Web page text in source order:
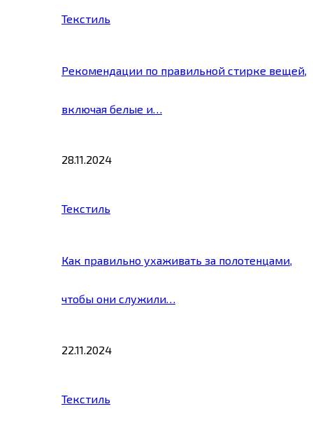
Текстиль
Рекомендации по правильной стирке вещей,
включая белые и…
28.11.2024
Текстиль
Как правильно ухаживать за полотенцами,
чтобы они служили…
22.11.2024
Текстиль